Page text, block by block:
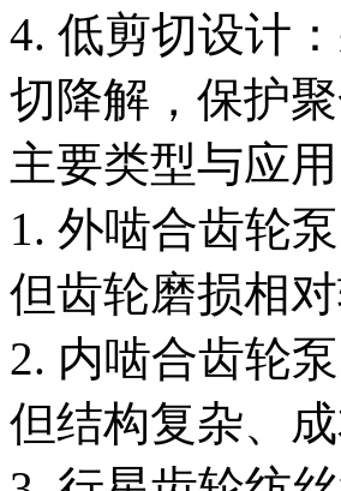
4. 低剪切设计
切降解，保护
主要类型与应用
1. 外啮合齿轮
但齿轮磨损相
2. 内啮合齿轮
但结构复杂、